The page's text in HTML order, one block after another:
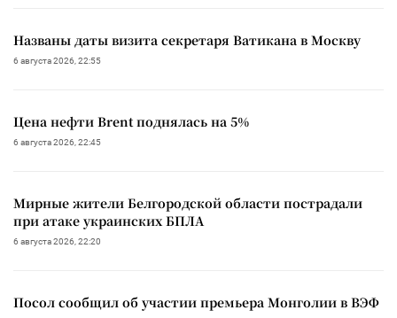
Названы даты визита секретаря Ватикана в Москву
6 августа 2026, 22:55
Цена нефти Brent поднялась на 5%
6 августа 2026, 22:45
Мирные жители Белгородской области пострадали
при атаке украинских БПЛА
6 августа 2026, 22:20
Посол сообщил об участии премьера Монголии в ВЭФ